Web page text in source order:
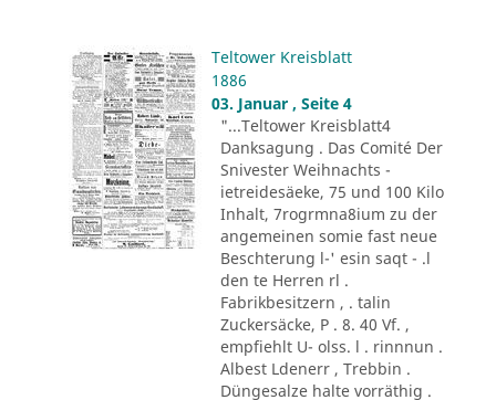
Teltower Kreisblatt
1886
03. Januar , Seite 4
"...Teltower Kreisblatt4
Danksagung . Das Comité Der
Snivester Weihnachts -
ietreidesäeke, 75 und 100 Kilo
Inhalt, 7rogrmna8ium zu der
angemeinen somie fast neue
Beschterung l-' esin saqt - .l
den te Herren rl .
Fabrikbesitzern , . talin
Zuckersäcke, P . 8. 40 Vf. ,
empfiehlt U- olss. l . rinnnun .
Albest Ldenerr , Trebbin .
Düngesalze halte vorräthig .